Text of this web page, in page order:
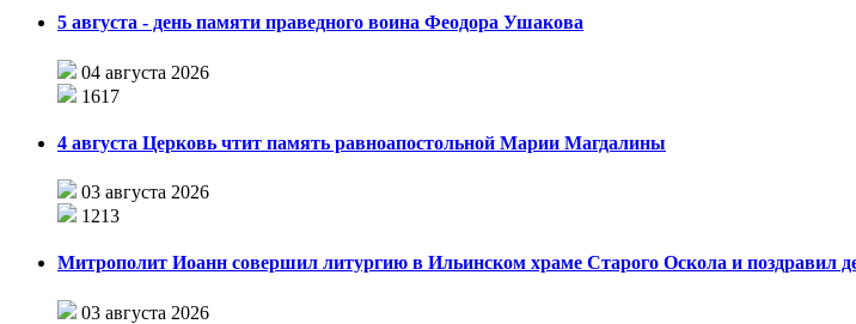
5 августа - день памяти праведного воина Феодора Ушакова
04 августа 2026
1617
4 августа Церковь чтит память равноапостольной Марии Магдалины
03 августа 2026
1213
Митрополит Иоанн совершил литургию в Ильинском храме Старого Оскола и поздравил
03 августа 2026